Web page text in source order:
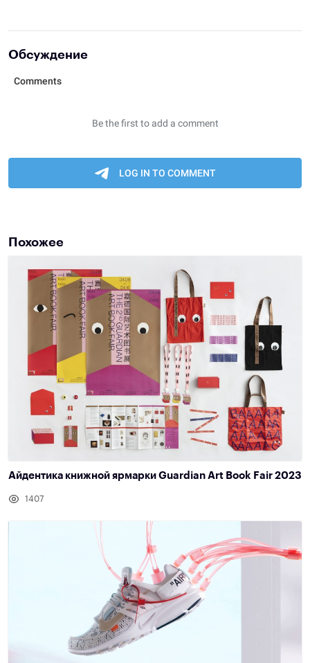
Обсуждение
Похожее
Айдентика книжной ярмарки Guardian Art Book Fair 2023
1407